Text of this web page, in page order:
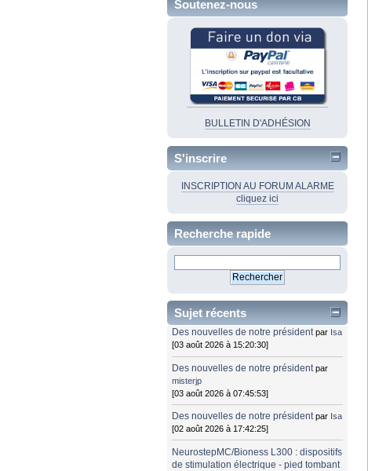
Soutenez-nous
BULLETIN D'ADHÉSION
S'inscrire
INSCRIPTION AU FORUM ALARME
cliquez ici
Recherche rapide
Sujet récents
Des nouvelles de notre président par Isa
[03 août 2026 à 15:20:30]
Des nouvelles de notre président par
misterjp
[03 août 2026 à 07:45:53]
Des nouvelles de notre président par Isa
[02 août 2026 à 17:42:25]
NeurostepMC/Bioness L300 : dispositifs
de stimulation électrique - pied tombant